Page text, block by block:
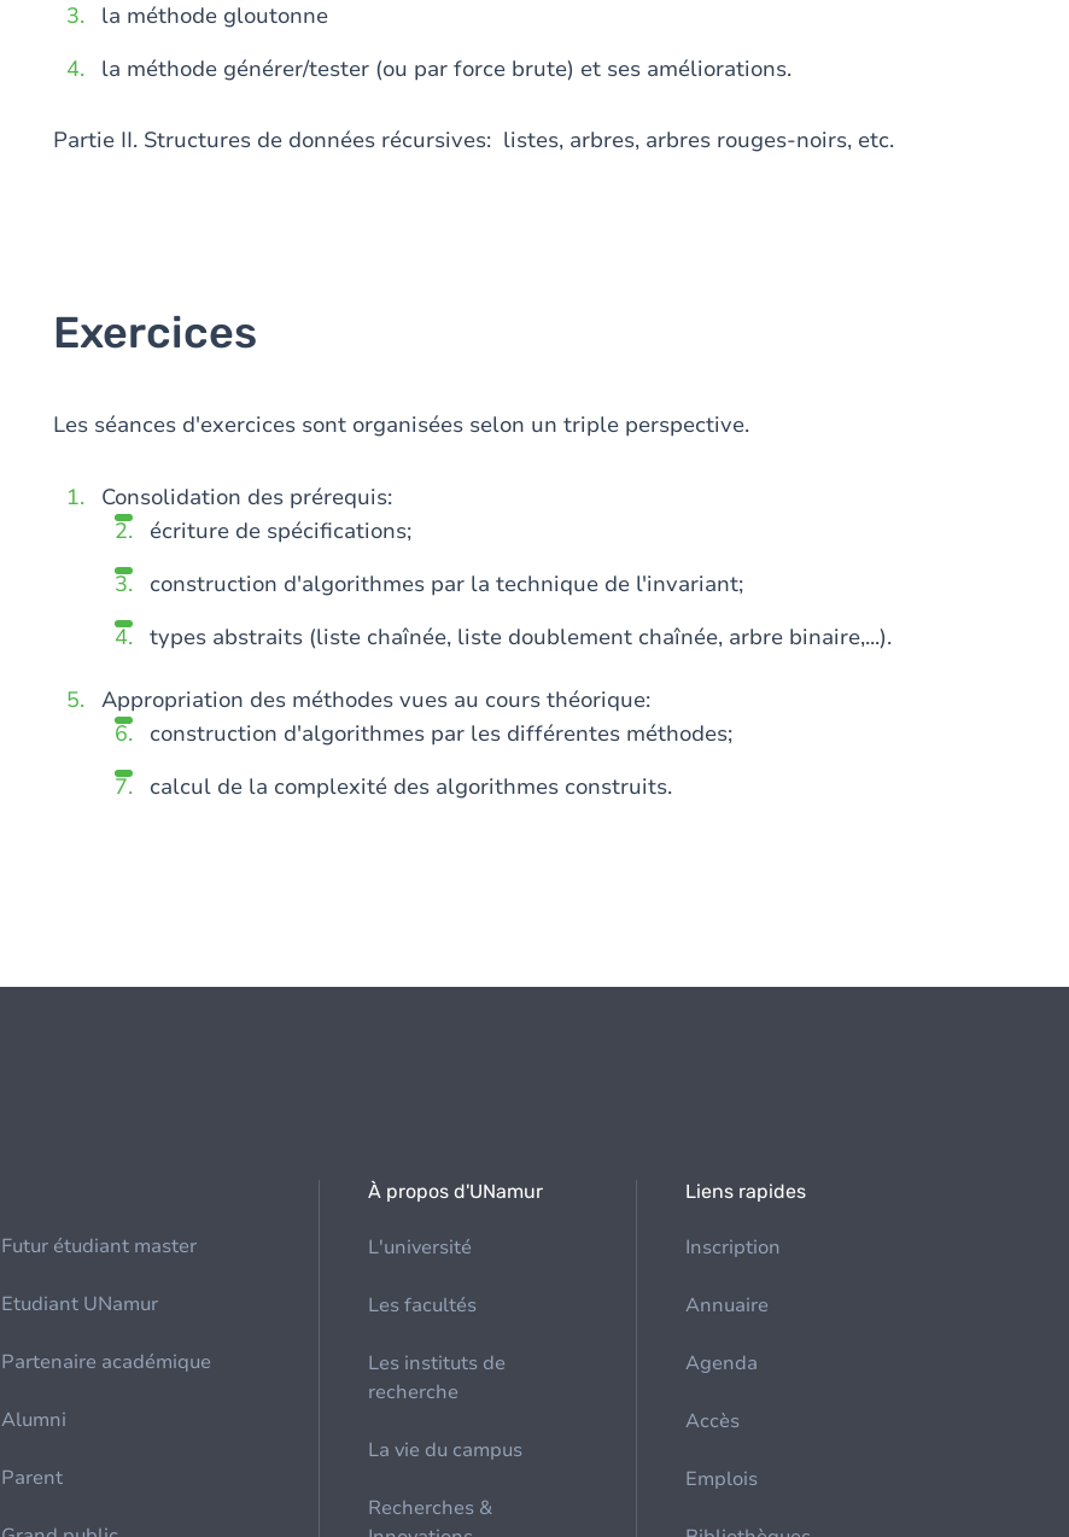
la méthode gloutonne
la méthode générer/tester (ou par force brute) et ses améliorations.
Partie II. Structures de données récursives: listes, arbres, arbres rouges-noirs, etc.
Exercices
Les séances d'exercices sont organisées selon un triple perspective.
Consolidation des prérequis:
écriture de spécifications;
construction d'algorithmes par la technique de l'invariant;
types abstraits (liste chaînée, liste doublement chaînée, arbre binaire,...).
Appropriation des méthodes vues au cours théorique:
construction d'algorithmes par les différentes méthodes;
calcul de la complexité des algorithmes construits.
Futur étudiant master
Etudiant UNamur
Partenaire académique
Alumni
Parent
À propos d'UNamur
L'université
Les facultés
Les instituts de
recherche
La vie du campus
Recherches &
Liens rapides
Inscription
Annuaire
Agenda
Accès
Emplois